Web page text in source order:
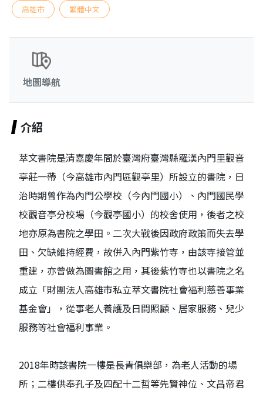
高雄市 繁體中文
地圖導航
介紹
萃文書院是清嘉慶年間於臺灣府臺灣縣羅漢內門里觀音
亭莊一帶（今高雄市內門區觀亭里）所設立的書院，日
治時期曾作為內門公學校（今內門國小）、內門國民學
校觀音亭分校場（今觀亭國小）的校舍使用，後者之校
地亦原為書院之學田。二次大戰後因政府政策而失去學
田、欠缺維持經費，故併入內門紫竹寺，由該寺接管並
重建，亦曾做為圖書館之用，其後紫竹寺也以書院之名
成立「財團法人高雄市私立萃文書院社會福利慈善事業
基金會」，從事老人養護及日間照顧、居家服務、兒少
服務等社會福利事業。
2018年時該書院一樓是長青俱樂部，為老人活動的場
所；二樓供奉孔子及四配十二哲等先賢神位、文昌帝君